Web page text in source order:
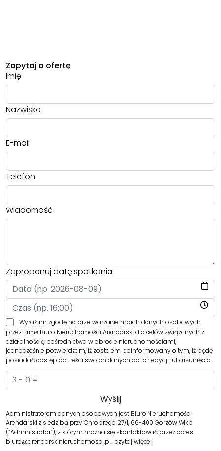
Zapytaj o ofertę
Imię
Nazwisko
E-mail
Telefon
Wiadomość
Zaproponuj datę spotkania
Wyrażam zgodę na przetwarzanie moich danych osobowych
przez firmę Biuro Nieruchomości Arendarski dla celów związanych z
działalnością pośrednictwa w obrocie nieruchomościami,
jednocześnie potwierdzam, iż zostałem poinformowany o tym, iż będę
posiadać dostęp do treści swoich danych do ich edycji lub usunięcia.
Administratorem danych osobowych jest Biuro Nieruchomości
Arendarski z siedzibą przy Chrobrego 27/1, 66-400 Gorzów Wlkp
(“Administrator”), z którym można się skontaktować przez adres
biuro@arendarskinieruchomosci.pl…czytaj więcej